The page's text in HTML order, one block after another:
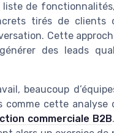
liste de
tirés de clients
Cette
des leads
beaucoup
comme cette analyse
commerciale B2B